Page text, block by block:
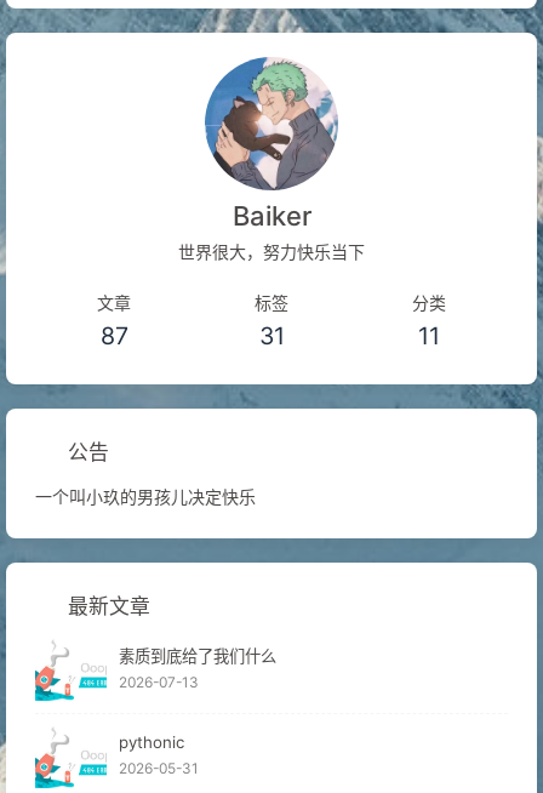
Baiker
世界很大，努力快乐当下
文章
87
标签
31
分类
11
公告
一个叫小玖的男孩儿决定快乐
最新文章
素质到底给了我们什么
2026-07-13
pythonic
2026-05-31